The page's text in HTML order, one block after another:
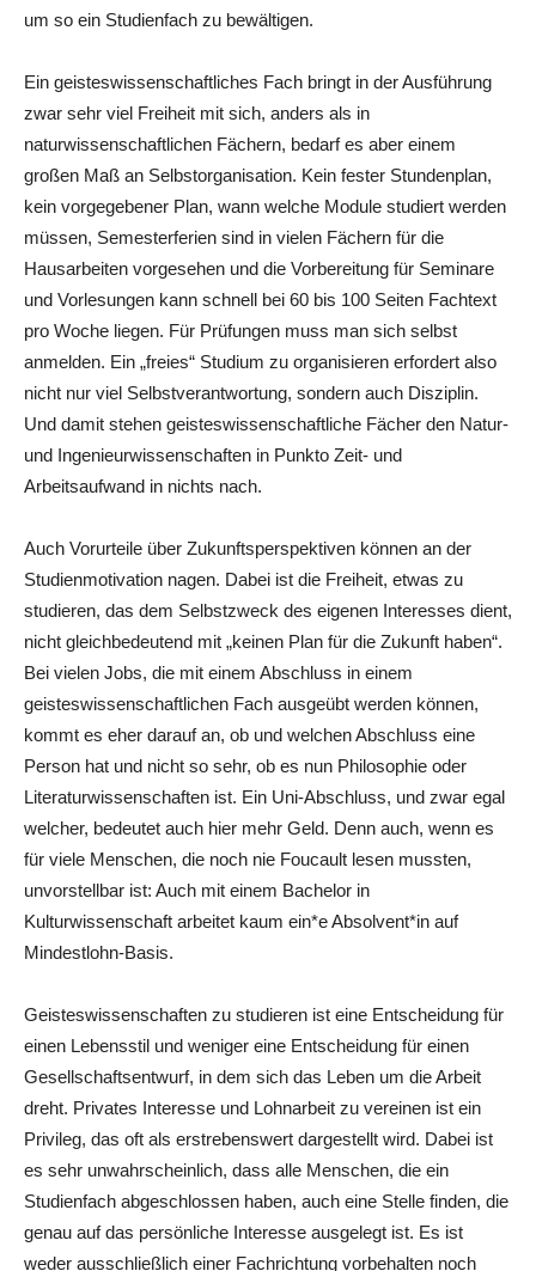
um so ein Studienfach zu bewältigen.
Ein geisteswissenschaftliches Fach bringt in der Ausführung
zwar sehr viel Freiheit mit sich, anders als in
naturwissenschaftlichen Fächern, bedarf es aber einem
großen Maß an Selbstorganisation. Kein fester Stundenplan,
kein vorgegebener Plan, wann welche Module studiert werden
müssen, Semesterferien sind in vielen Fächern für die
Hausarbeiten vorgesehen und die Vorbereitung für Seminare
und Vorlesungen kann schnell bei 60 bis 100 Seiten Fachtext
pro Woche liegen. Für Prüfungen muss man sich selbst
anmelden. Ein „freies“ Studium zu organisieren erfordert also
nicht nur viel Selbstverantwortung, sondern auch Disziplin.
Und damit stehen geisteswissenschaftliche Fächer den Natur-
und Ingenieurwissenschaften in Punkto Zeit- und
Arbeitsaufwand in nichts nach.
Auch Vorurteile über Zukunftsperspektiven können an der
Studienmotivation nagen. Dabei ist die Freiheit, etwas zu
studieren, das dem Selbstzweck des eigenen Interesses dient,
nicht gleichbedeutend mit „keinen Plan für die Zukunft haben“.
Bei vielen Jobs, die mit einem Abschluss in einem
geisteswissenschaftlichen Fach ausgeübt werden können,
kommt es eher darauf an, ob und welchen Abschluss eine
Person hat und nicht so sehr, ob es nun Philosophie oder
Literaturwissenschaften ist. Ein Uni-Abschluss, und zwar egal
welcher, bedeutet auch hier mehr Geld. Denn auch, wenn es
für viele Menschen, die noch nie Foucault lesen mussten,
unvorstellbar ist: Auch mit einem Bachelor in
Kulturwissenschaft arbeitet kaum ein*e Absolvent*in auf
Mindestlohn-Basis.
Geisteswissenschaften zu studieren ist eine Entscheidung für
einen Lebensstil und weniger eine Entscheidung für einen
Gesellschaftsentwurf, in dem sich das Leben um die Arbeit
dreht. Privates Interesse und Lohnarbeit zu vereinen ist ein
Privileg, das oft als erstrebenswert dargestellt wird. Dabei ist
es sehr unwahrscheinlich, dass alle Menschen, die ein
Studienfach abgeschlossen haben, auch eine Stelle finden, die
genau auf das persönliche Interesse ausgelegt ist. Es ist
weder ausschließlich einer Fachrichtung vorbehalten noch